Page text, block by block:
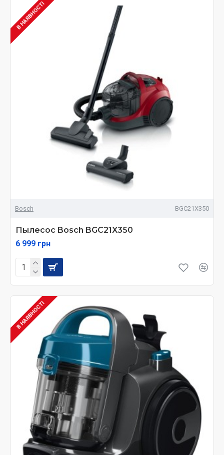
В НАЯВНОСТІ
Bosch BGC21X350
Пылесос Bosch BGC21X350
6 999 грн
В НАЯВНОСТІ